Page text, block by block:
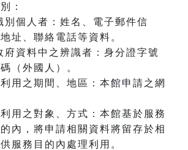
：
別個人者：姓名、電子郵件信
址、聯絡電話等資料。
府資料中之辨識者：身分證字號
（外國人）。
用之期間、地區：本館申請之網
用之對象、方式：本館基於服務
內，將申請相關資料將留存於相
服務目的內處理利用。